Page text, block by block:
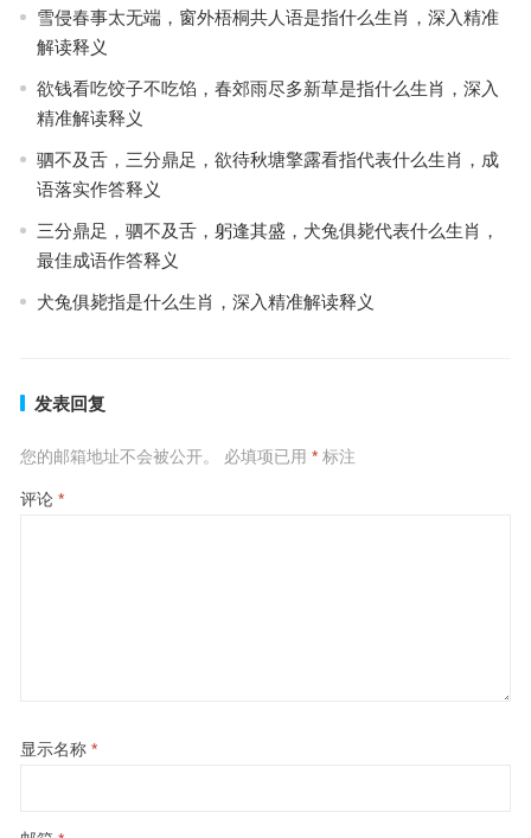
雪侵春事太无端，窗外梧桐共人语是指什么生肖，深入精准
解读释义
欲钱看吃饺子不吃馅，春郊雨尽多新草是指什么生肖，深入
精准解读释义
驷不及舌，三分鼎足，欲待秋塘擎露看指代表什么生肖，成
语落实作答释义
三分鼎足，驷不及舌，躬逢其盛，犬兔俱毙代表什么生肖，
最佳成语作答释义
犬兔俱毙指是什么生肖，深入精准解读释义
发表回复
您的邮箱地址不会被公开。 必填项已用 *标注
评论 *
显示名称 *